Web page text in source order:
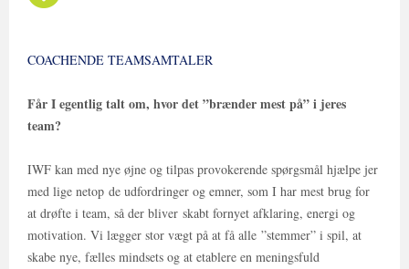
COACHENDE TEAMSAMTALER
Får I egentlig talt om, hvor det ”brænder mest på” i jeres
team?
IWF kan med nye øjne og tilpas provokerende spørgsmål hjælpe jer
med lige netop de udfordringer og emner, som I har mest brug for
at drøfte i team, så der bliver skabt fornyet afklaring, energi og
motivation. Vi lægger stor vægt på at få alle ”stemmer” i spil, at
skabe nye, fælles mindsets og at etablere en meningsfuld